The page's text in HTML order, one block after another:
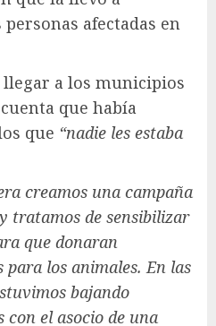
afectadas en
a los municipios
que había
que “nadie les estaba
creamos una campaña
tratamos de sensibilizar
que donaran
los animales. En las
bajando
con el asocio de una